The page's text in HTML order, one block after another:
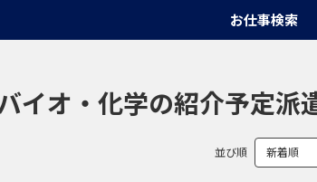
お仕事検索
イオ・化学の紹介予定派
並び順